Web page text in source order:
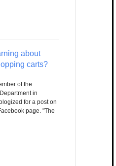
about
carts?
of the
Department in
for a post on
page. "The